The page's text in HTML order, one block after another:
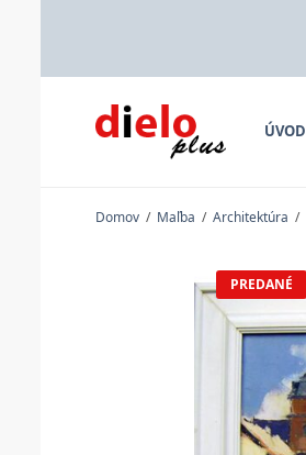
ÚVOD
Domov / Maľba / Architektúra /
PREDANÉ